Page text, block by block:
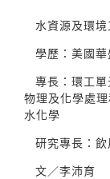
水資源及環
學歷：美國
專長：環工
物理及化學處
水化學
研究專長：
文／李沛育